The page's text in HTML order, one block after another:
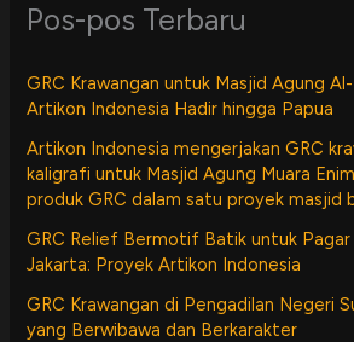
Pos-pos Terbaru
GRC Krawangan untuk Masjid Agung
Artikon Indonesia Hadir hingga Papua
Artikon Indonesia mengerjakan GRC
kaligrafi untuk Masjid Agung Muara
produk GRC dalam satu proyek masjid
GRC Relief Bermotif Batik untuk Pagar
Jakarta: Proyek Artikon Indonesia
GRC Krawangan di Pengadilan Negeri
yang Berwibawa dan Berkarakter